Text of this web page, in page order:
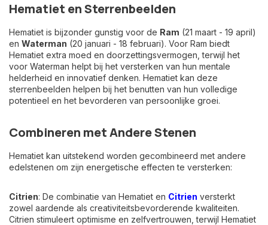
Hematiet en Sterrenbeelden
Hematiet is bijzonder gunstig voor de Ram (21 maart - 19 april)
en Waterman (20 januari - 18 februari). Voor Ram biedt
Hematiet extra moed en doorzettingsvermogen, terwijl het
voor Waterman helpt bij het versterken van hun mentale
helderheid en innovatief denken. Hematiet kan deze
sterrenbeelden helpen bij het benutten van hun volledige
potentieel en het bevorderen van persoonlijke groei.
Combineren met Andere Stenen
Hematiet kan uitstekend worden gecombineerd met andere
edelstenen om zijn energetische effecten te versterken:
Citrien: De combinatie van Hematiet en Citrien versterkt
zowel aardende als creativiteitsbevorderende kwaliteiten.
Citrien stimuleert optimisme en zelfvertrouwen, terwijl Hematiet